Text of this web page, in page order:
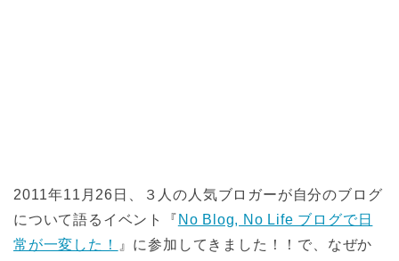
2011年11月26日、３人の人気ブロガーが自分のブログ
について語るイベント『 No Blog, No Life ブログで日
常が一変した！
』に参加してきました！！で、なぜか